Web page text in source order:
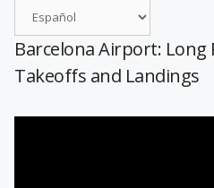
Barcelona Airport: Long
Takeoffs and Landings